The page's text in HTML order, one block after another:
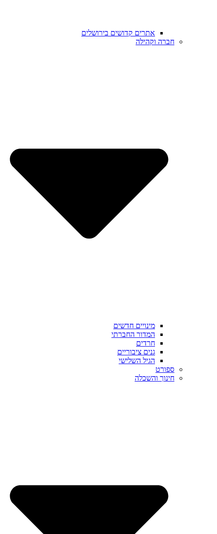
אתרים קדושים בירושלים
חברה וקהילה
מינויים חדשים
המדור החברתי
חרדים
גנים ציבוריים
הגיל השלישי
ספורט
חינוך והשכלה